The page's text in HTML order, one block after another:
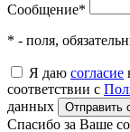
Сообщение*
* - поля,
Я даю согласие
соответствии с
данных
Отправить
Спасибо за Ваше